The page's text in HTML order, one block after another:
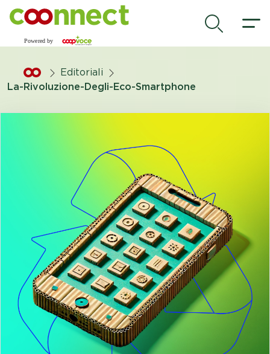
Vai al contenuto principale
Editoriali
La-Rivoluzione-Degli-Eco-Smartphone